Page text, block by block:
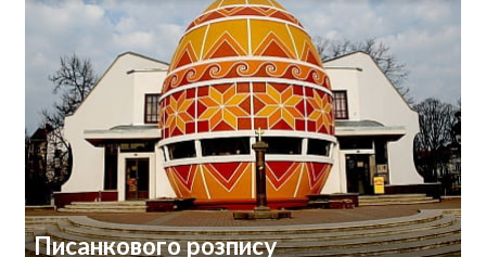
Писанкового розпису